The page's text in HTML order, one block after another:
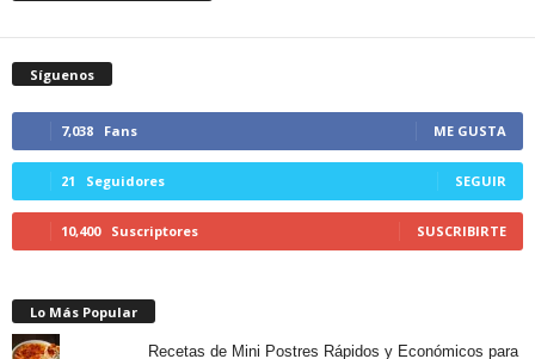
Síguenos
7,038 Fans ME GUSTA
21 Seguidores SEGUIR
10,400 Suscriptores SUSCRIBIRTE
Lo Más Popular
Recetas de Mini Postres Rápidos y Económicos para